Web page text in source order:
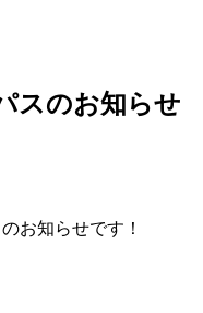
スのお知らせ
お知らせです！